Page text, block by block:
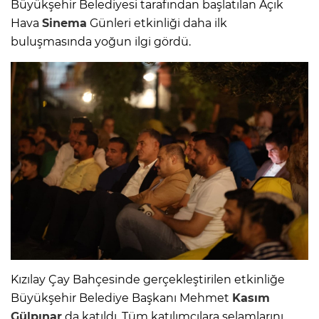
Büyükşehir Belediyesi tarafından başlatılan Açık
Hava Sinema Günleri etkinliği daha ilk
buluşmasında yoğun ilgi gördü.
Kızılay Çay Bahçesinde gerçekleştirilen etkinliğe
Büyükşehir Belediye Başkanı Mehmet Kasım